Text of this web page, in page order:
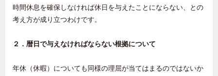
時間休息を確保しなければ休日を与えたことにならない、との
考え方が成り立つわけです。
２．暦日で与えなければならない根拠について
年休（休暇）についても同様の理屈が当てはまるのではないか